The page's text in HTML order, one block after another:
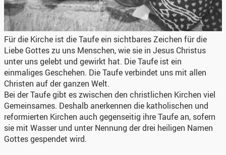
Für die Kirche ist die Taufe ein sichtbares Zeichen für die
Liebe Gottes zu uns Menschen, wie sie in Jesus Christus
unter uns gelebt und gewirkt hat. Die Taufe ist ein
einmaliges Geschehen. Die Taufe verbindet uns mit allen
Christen auf der ganzen Welt.
Bei der Taufe gibt es zwischen den christlichen Kirchen viel
Gemeinsames. Deshalb anerkennen die katholischen und
reformierten Kirchen auch gegenseitig ihre Taufe an, sofern
sie mit Wasser und unter Nennung der drei heiligen Namen
Gottes gespendet wird.